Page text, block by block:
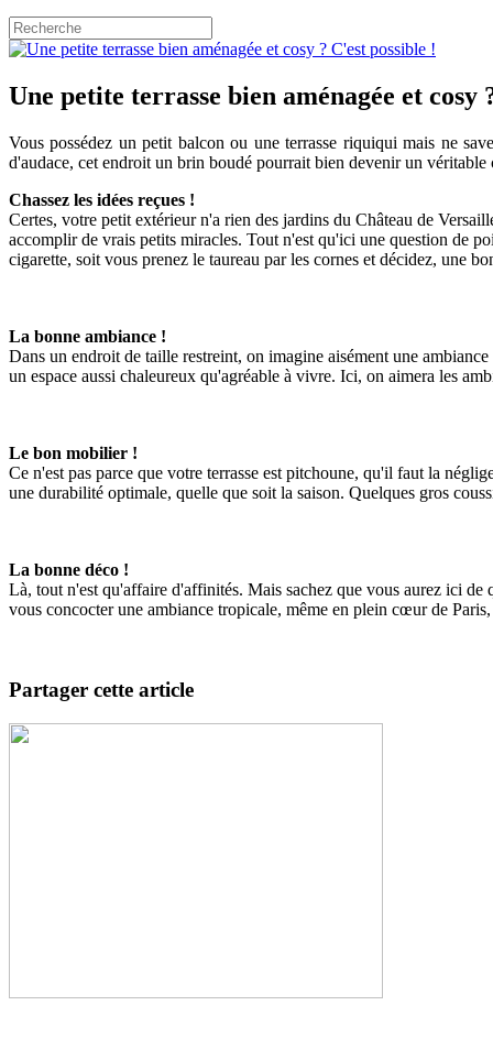
Une petite terrasse bien aménagée et cosy
Vous possédez un petit balcon ou une terrasse riquiqui mais ne
d'audace, cet endroit un brin boudé pourrait bien devenir un véritable
Chassez les idées reçues !
Certes, votre petit extérieur n'a rien des jardins du Château de
accomplir de vrais petits miracles. Tout n'est qu'ici une question de
cigarette, soit vous prenez le taureau par les cornes et décidez, une
La bonne ambiance !
Dans un endroit de taille restreint, on imagine aisément une
un espace aussi chaleureux qu'agréable à vivre. Ici, on aimera les
Le bon mobilier !
Ce n'est pas parce que votre terrasse est pitchoune, qu'il faut la
une durabilité optimale, quelle que soit la saison. Quelques gros
La bonne déco !
Là, tout n'est qu'affaire d'affinités. Mais sachez que vous aurez ici de
vous concocter une ambiance tropicale, même en plein cœur de
Partager cette article